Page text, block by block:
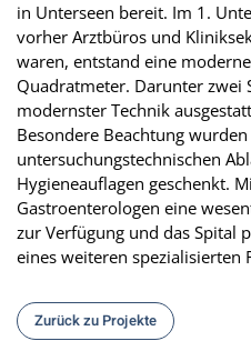
in Unterseen bereit. Im 1.
vorher Arztbüros und
waren, entstand eine
Quadratmeter. Darunter zwei
modernster Technik
Besondere Beachtung
untersuchungstechnischen
Hygieneauflagen geschenkt.
Gastroenterologen eine
zur Verfügung und das Spital
eines weiteren spezialisierten
Zurück zu Projekte